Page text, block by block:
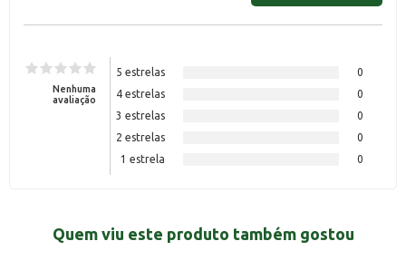
Nenhuma
avaliação
5 estrelas
0
4 estrelas
0
3 estrelas
0
2 estrelas
0
1 estrela
0
Quem viu este produto também gostou